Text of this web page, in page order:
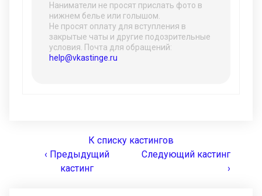
Наниматели не просят прислать фото в
нижнем белье или голышом.
Не просят оплату для вступления в
закрытые чаты и другие подозрительные
условия. Почта для обращений:
help@vkastinge.ru
К списку кастингов
‹ Предыдущий
кастинг
Следующий кастинг
›